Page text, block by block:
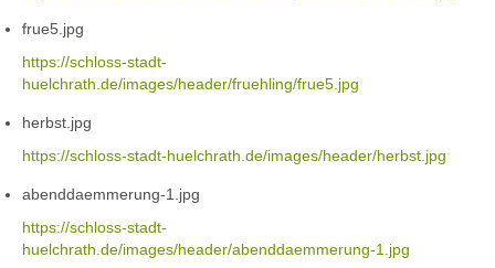
frue5.jpg
https://schloss-stadt-
huelchrath.de/images/header/fruehling/frue5.jpg
herbst.jpg
https://schloss-stadt-huelchrath.de/images/header/herbst.jpg
abenddaemmerung-1.jpg
https://schloss-stadt-
huelchrath.de/images/header/abenddaemmerung-1.jpg